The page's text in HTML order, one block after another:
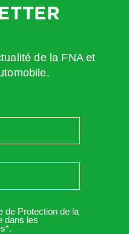
de la FNA et
de Protection de la
dans les
.